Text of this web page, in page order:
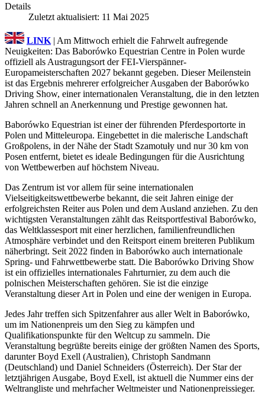
Details
Zuletzt aktualisiert: 11 Mai 2025
LINK | Am Mittwoch erhielt die Fahrwelt aufregende
Neuigkeiten: Das Baborówko Equestrian Centre in Polen wurde
offiziell als Austragungsort der FEI-Vierspänner-
Europameisterschaften 2027 bekannt gegeben. Dieser Meilenstein
ist das Ergebnis mehrerer erfolgreicher Ausgaben der Baborówko
Driving Show, einer internationalen Veranstaltung, die in den letzten
Jahren schnell an Anerkennung und Prestige gewonnen hat.
Baborówko Equestrian ist einer der führenden Pferdesportorte in
Polen und Mitteleuropa. Eingebettet in die malerische Landschaft
Großpolens, in der Nähe der Stadt Szamotuły und nur 30 km von
Posen entfernt, bietet es ideale Bedingungen für die Ausrichtung
von Wettbewerben auf höchstem Niveau.
Das Zentrum ist vor allem für seine internationalen
Vielseitigkeitswettbewerbe bekannt, die seit Jahren einige der
erfolgreichsten Reiter aus Polen und dem Ausland anziehen. Zu den
wichtigsten Veranstaltungen zählt das Reitsportfestival Baborówko,
das Weltklassesport mit einer herzlichen, familienfreundlichen
Atmosphäre verbindet und den Reitsport einem breiteren Publikum
näherbringt. Seit 2022 finden in Baborówko auch internationale
Spring- und Fahrwettbewerbe statt. Die Baborówko Driving Show
ist ein offizielles internationales Fahrturnier, zu dem auch die
polnischen Meisterschaften gehören. Sie ist die einzige
Veranstaltung dieser Art in Polen und eine der wenigen in Europa.
Jedes Jahr treffen sich Spitzenfahrer aus aller Welt in Baborówko,
um im Nationenpreis um den Sieg zu kämpfen und
Qualifikationspunkte für den Weltcup zu sammeln. Die
Veranstaltung begrüßte bereits einige der größten Namen des Sports,
darunter Boyd Exell (Australien), Christoph Sandmann
(Deutschland) und Daniel Schneiders (Österreich). Der Star der
letztjährigen Ausgabe, Boyd Exell, ist aktuell die Nummer eins der
Weltrangliste und mehrfacher Weltmeister und Nationenpreissieger.